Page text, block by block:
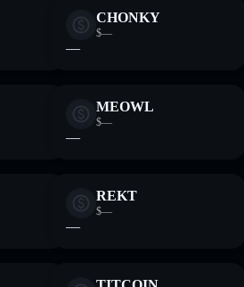
CHONKY
$—
—
MEOWL
$—
—
REKT
$—
—